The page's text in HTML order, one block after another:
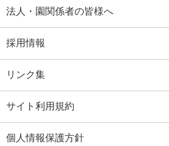
大阪府選手権水泳競技大会
技大会出場者
第１０回 アジアエージグルー
第74回国民体育大会水泳競技大会
第42回ＪＯＣジュニアオリンピ
法人・園関係者の皆様へ
採用情報
リンク集
サイト利用規約
個人情報保護方針